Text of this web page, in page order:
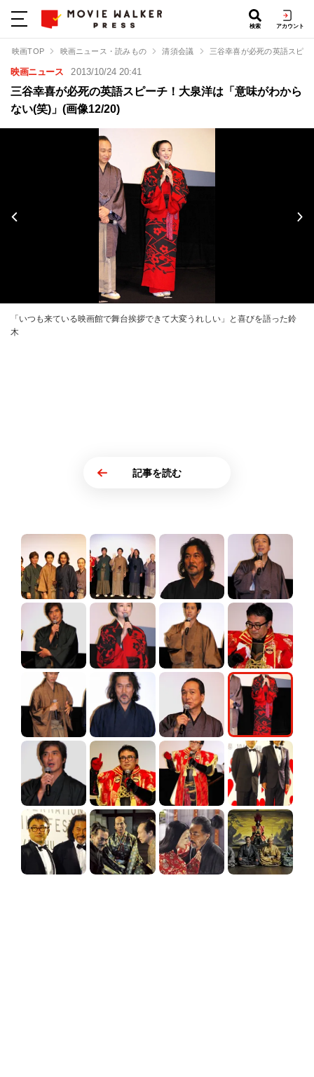
検索 アカウント
映画TOP 映画ニュース・読みもの 清須会議 三谷幸喜が必死の英語スピ
映画ニュース 2013/10/24 20:41
三谷幸喜が必死の英語スピーチ！大泉洋は「意味がわから
ない(笑)」(画像12/20)
「いつも来ている映画館で舞台挨拶できて大変うれしい」と喜びを語った鈴
木
記事を読む